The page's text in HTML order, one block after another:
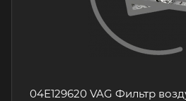
04E129620 VAG Фильтр